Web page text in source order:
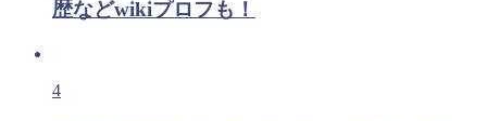
歴などwikiプロフも！
4